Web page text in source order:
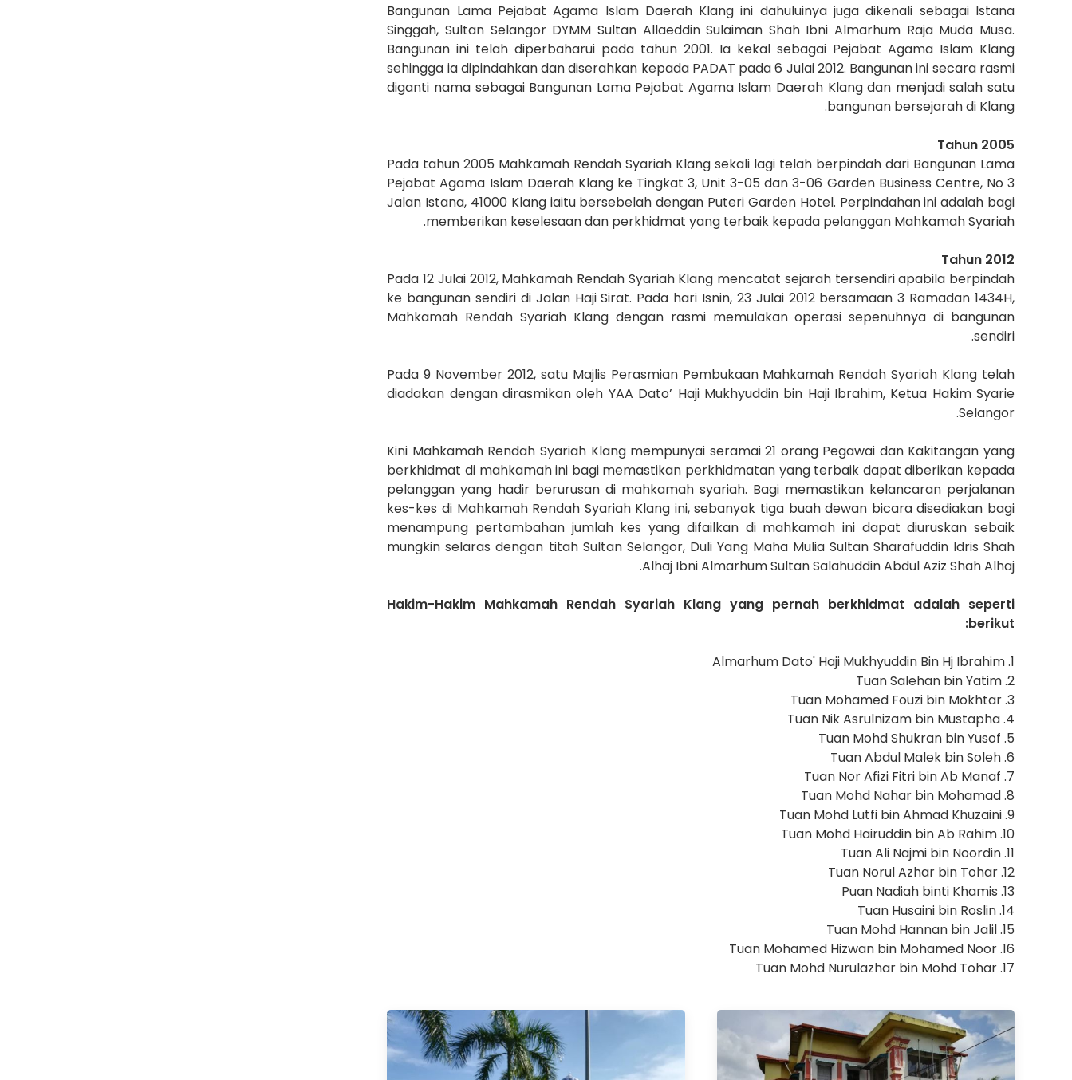
Bangunan Lama Pejabat Agama Islam Daerah Klang ini dahuluinya juga dikenali sebagai Istana
Singgah, Sultan Selangor DYMM Sultan Allaeddin Sulaiman Shah Ibni Almarhum Raja Muda Musa.
Bangunan ini telah diperbaharui pada tahun 2001. Ia kekal sebagai Pejabat Agama Islam Klang
sehingga ia dipindahkan dan diserahkan kepada PADAT pada 6 Julai 2012. Bangunan ini secara rasmi
diganti nama sebagai Bangunan Lama Pejabat Agama Islam Daerah Klang dan menjadi salah satu
bangunan bersejarah di Klang.
Tahun 2005
Pada tahun 2005 Mahkamah Rendah Syariah Klang sekali lagi telah berpindah dari Bangunan Lama
Pejabat Agama Islam Daerah Klang ke Tingkat 3, Unit 3-05 dan 3-06 Garden Business Centre, No 3
Jalan Istana, 41000 Klang iaitu bersebelah dengan Puteri Garden Hotel. Perpindahan ini adalah bagi
memberikan keselesaan dan perkhidmat yang terbaik kepada pelanggan Mahkamah Syariah.
Tahun 2012
Pada 12 Julai 2012, Mahkamah Rendah Syariah Klang mencatat sejarah tersendiri apabila berpindah
ke bangunan sendiri di Jalan Haji Sirat. Pada hari Isnin, 23 Julai 2012 bersamaan 3 Ramadan 1434H,
Mahkamah Rendah Syariah Klang dengan rasmi memulakan operasi sepenuhnya di bangunan
sendiri.
Pada 9 November 2012, satu Majlis Perasmian Pembukaan Mahkamah Rendah Syariah Klang telah
diadakan dengan dirasmikan oleh YAA Dato’ Haji Mukhyuddin bin Haji Ibrahim, Ketua Hakim Syarie
Selangor.
Kini Mahkamah Rendah Syariah Klang mempunyai seramai 21 orang Pegawai dan Kakitangan yang
berkhidmat di mahkamah ini bagi memastikan perkhidmatan yang terbaik dapat diberikan kepada
pelanggan yang hadir berurusan di mahkamah syariah. Bagi memastikan kelancaran perjalanan
kes-kes di Mahkamah Rendah Syariah Klang ini, sebanyak tiga buah dewan bicara disediakan bagi
menampung pertambahan jumlah kes yang difailkan di mahkamah ini dapat diuruskan sebaik
mungkin selaras dengan titah Sultan Selangor, Duli Yang Maha Mulia Sultan Sharafuddin Idris Shah
Alhaj Ibni Almarhum Sultan Salahuddin Abdul Aziz Shah Alhaj.
Hakim-Hakim Mahkamah Rendah Syariah Klang yang pernah berkhidmat adalah seperti
berikut:
1. Almarhum Dato' Haji Mukhyuddin Bin Hj Ibrahim
2. Tuan Salehan bin Yatim
3. Tuan Mohamed Fouzi bin Mokhtar
4. Tuan Nik Asrulnizam bin Mustapha
5. Tuan Mohd Shukran bin Yusof
6. Tuan Abdul Malek bin Soleh
7. Tuan Nor Afizi Fitri bin Ab Manaf
8. Tuan Mohd Nahar bin Mohamad
9. Tuan Mohd Lutfi bin Ahmad Khuzaini
10. Tuan Mohd Hairuddin bin Ab Rahim
11. Tuan Ali Najmi bin Noordin
12. Tuan Norul Azhar bin Tohar
13. Puan Nadiah binti Khamis
14. Tuan Husaini bin Roslin
15. Tuan Mohd Hannan bin Jalil
16. Tuan Mohamed Hizwan bin Mohamed Noor
17. Tuan Mohd Nurulazhar bin Mohd Tohar